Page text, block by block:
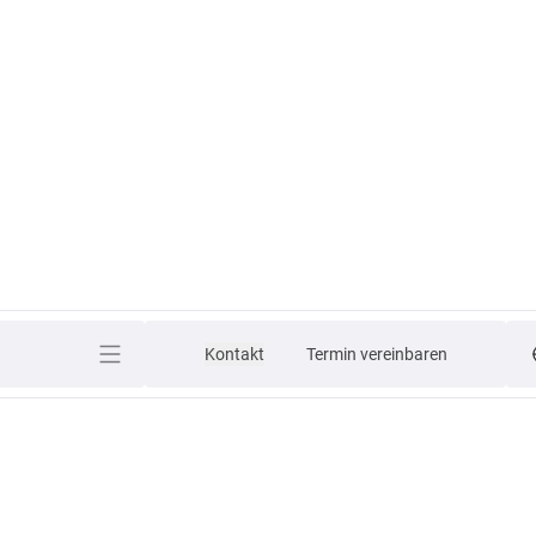
Kontakt Termin vereinbaren